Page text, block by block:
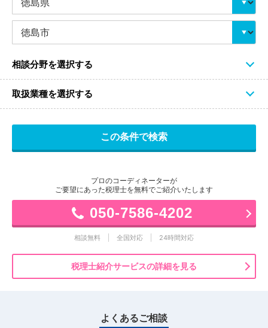
相談分野を選択する
取扱業種を選択する
プロのコーディネーターが
ご要望にあった税理士を無料でご紹介いたします
050-7586-4202
相談無料 全国対応 24時間対応
税理士紹介サービスの詳細を見る
よくあるご相談